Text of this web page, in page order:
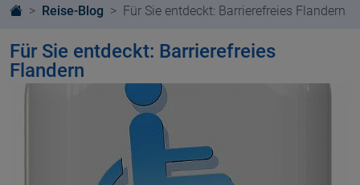
Reise-Blog Für Sie entdeckt: Barrierefreies Flandern
Für Sie entdeckt: Barrierefreies
Flandern